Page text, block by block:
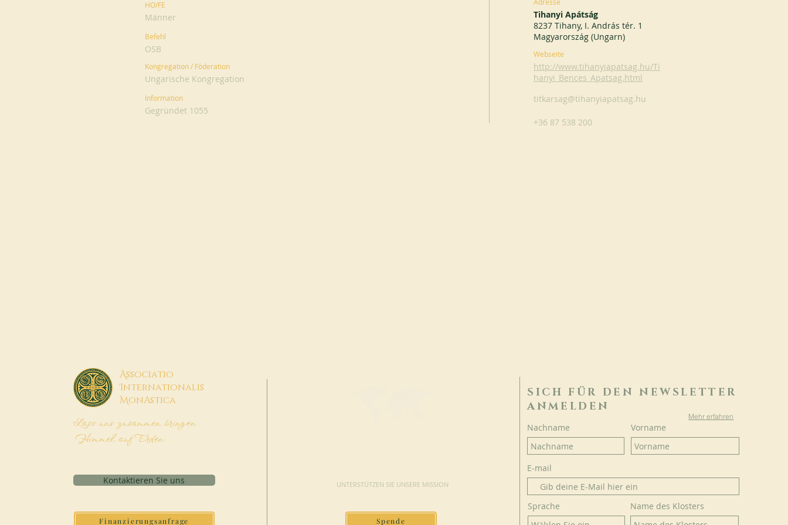
HO/FE
Männer
Befehl
OSB
Kongregation / Föderation
Ungarische Kongregation
Information
Gegründet 1055
Tihanyi Apátság
8237 Tihany, I. András tér. 1
Magyarország (Ungarn)
Webseite
http://www.tihanyiapatsag.hu/Ti
hanyi_Bences_Apatsag.html
titkarsag@tihanyiapatsag.hu
+36 87 538 200
Associatio
Internationalis
MonAstica
Lass uns zusammen bringen
Himmel auf Erden
Kontaktieren Sie uns
Finanzierungsanfrage
UNTERSTÜTZEN SIE UNSERE MISSION
Spende
SICH FÜR DEN NEWSLETTER
ANMELDEN
Mehr erfahren
Nachname Vorname
E-mail
Sprache Name des Klosters